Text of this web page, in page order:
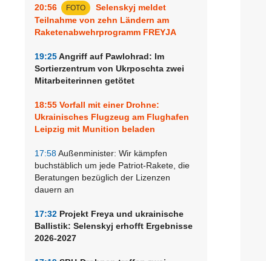
20:56 FOTO
Selenskyj meldet
Teilnahme von zehn Ländern am
Raketenabwehrprogramm FREYJA
19:25Angriff auf Pawlohrad: Im
Sortierzentrum von Ukrposchta zwei
Mitarbeiterinnen getötet
18:55 Vorfall mit einer Drohne:
Ukrainisches Flugzeug am Flughafen
Leipzig mit Munition beladen
17:58Außenminister: Wir kämpfen
buchstäblich um jede Patriot-Rakete, die
Beratungen bezüglich der Lizenzen
dauern an
17:32 Projekt Freya und ukrainische
Ballistik: Selenskyj erhofft Ergebnisse
2026-2027